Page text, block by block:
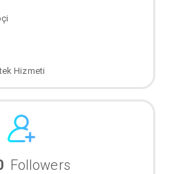
Hizmeti
Followers